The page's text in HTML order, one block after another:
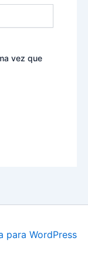
vez que
para WordPress